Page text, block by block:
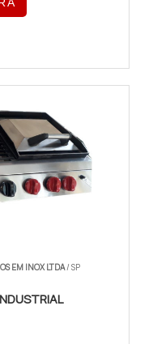
EM INOX LTDA/ SP